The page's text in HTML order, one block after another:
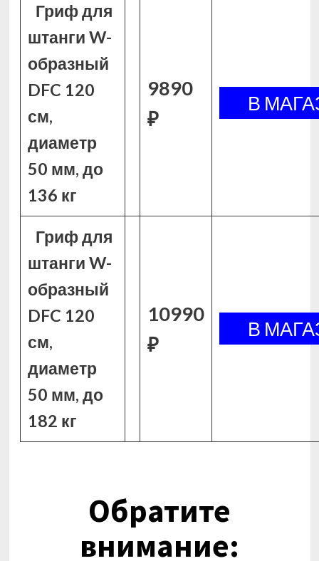
Гриф для
штанги W-
образный
DFC 120
см,
диаметр
50 мм, до
136 кг
9890
₽
Гриф для
штанги W-
образный
DFC 120
см,
диаметр
50 мм, до
182 кг
10990
₽
Обратите
внимание: